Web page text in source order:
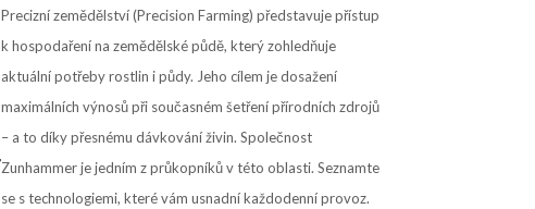
Precizní zemědělství (Precision Farming) představuje přístup
k hospodaření na zemědělské půdě, který zohledňuje
aktuální potřeby rostlin i půdy. Jeho cílem je dosažení
maximálních výnosů při současném šetření přírodních zdrojů
– a to díky přesnému dávkování živin. Společnost
Zunhammer je jedním z průkopníků v této oblasti. Seznamte
se s technologiemi, které vám usnadní každodenní provoz.